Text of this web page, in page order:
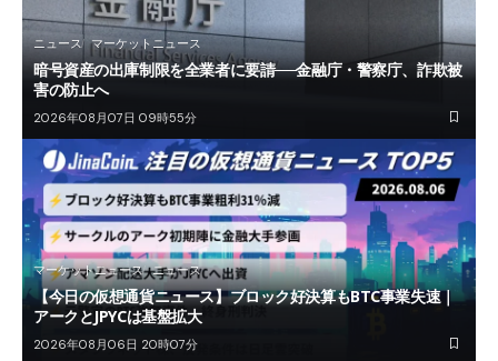
ニュース マーケットニュース
暗号資産の出庫制限を全業者に要請──金融庁・警察庁、詐欺被
害の防止へ
2026年08月07日 09時55分
マーケットニュース ニュース
【今日の仮想通貨ニュース】ブロック好決算もBTC事業失速｜
アークとJPYCは基盤拡大
2026年08月06日 20時07分